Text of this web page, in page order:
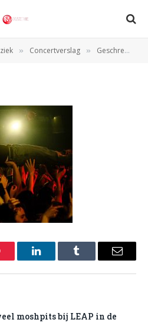
» Concertverslag » Geschreeuw, gedans en veel moshpits bij LEAP in de Melkweg
– Ilona van der
LinkedInTumblr Email
moshpits bij LEAP in de